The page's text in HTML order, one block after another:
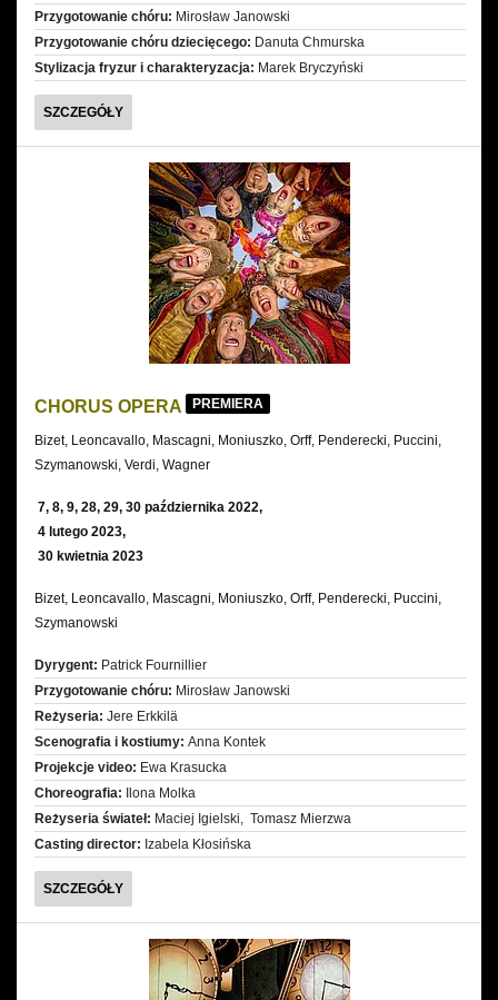
Przygotowanie chóru: Mirosław Janowski
Przygotowanie chóru dziecięcego: Danuta Chmurska
Stylizacja fryzur i charakteryzacja: Marek Bryczyński
SZCZEGÓŁYCARMEN
CHORUS OPERA PREMIERA
Bizet, Leoncavallo, Mascagni, Moniuszko, Orff, Penderecki, Puccini,
Szymanowski, Verdi, Wagner
7, 8, 9, 28, 29, 30 października 2022,
4 lutego 2023,
30 kwietnia 2023
Bizet, Leoncavallo, Mascagni, Moniuszko, Orff, Penderecki, Puccini,
Szymanowski
Dyrygent: Patrick Fournillier
Przygotowanie chóru: Mirosław Janowski
Reżyseria: Jere Erkkilä
Scenografia i kostiumy: Anna Kontek
Projekcje video: Ewa Krasucka
Choreografia:
Ilona Molka
Reżyseria świateł: Maciej Igielski, Tomasz Mierzwa
Casting director: Izabela Kłosińska
SZCZEGÓŁYCHORUS
OPERA